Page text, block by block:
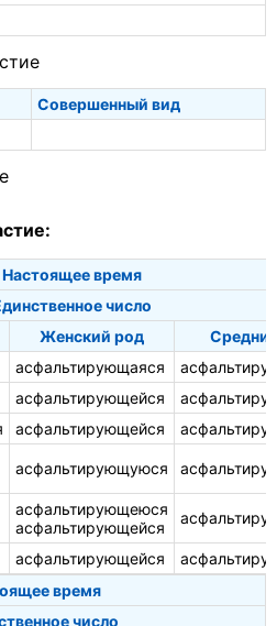
Совершенный вид
Настоящее время
число
Женский род
асфальтирующаяся
асфальтирующейся
асфальтирующейся
асфальтирующуюся
асфальтирующеюся
асфальтирующейся
асфальтирующейся
время
число